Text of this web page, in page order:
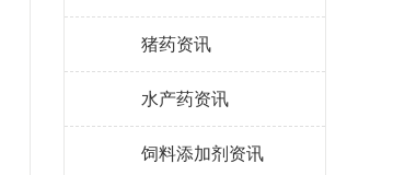
猪药资讯
水产药资讯
饲料添加剂资讯